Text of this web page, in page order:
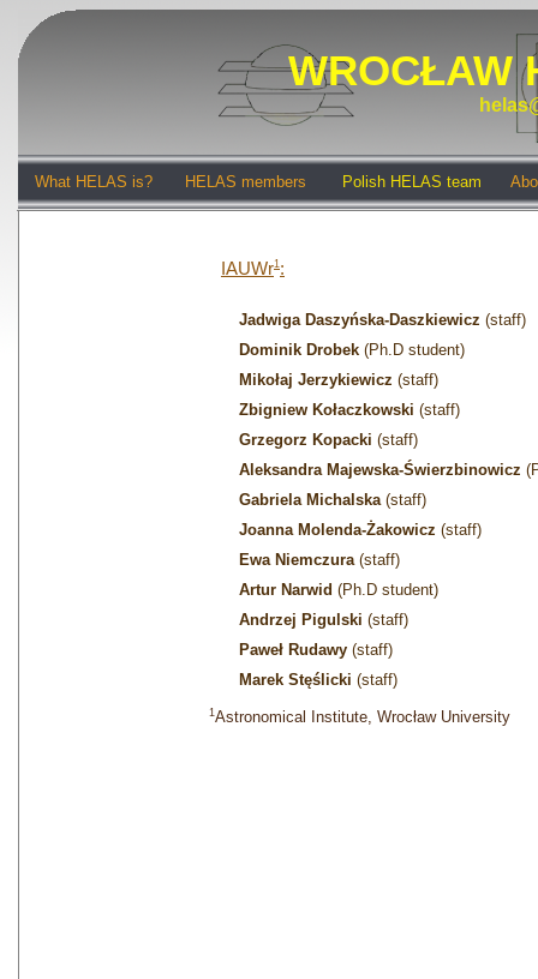
WROCŁAW
What HELAS is? HELAS members Polish HELAS team
IAUWr1:
Jadwiga Daszyńska-Daszkiewicz (staff)
Dominik Drobek (Ph.D student)
Mikołaj Jerzykiewicz (staff)
Zbigniew Kołaczkowski (staff)
Grzegorz Kopacki (staff)
Aleksandra Majewska-Świerzbinowicz
Gabriela Michalska(staff)
Joanna Molenda-Żakowicz (staff)
Ewa Niemczura(staff)
Artur Narwid (Ph.D student)
Andrzej Pigulski (staff)
Paweł Rudawy (staff)
Marek Stęślicki (staff)
1Astronomical Institute, Wrocław University